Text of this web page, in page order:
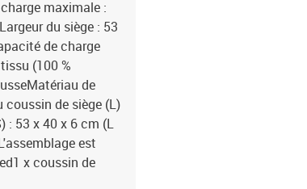
maximale :
du siège : 53
de charge
(100 %
de
coussin de siège (L)
: 53 x 40 x 6 cm (L
est
x coussin de